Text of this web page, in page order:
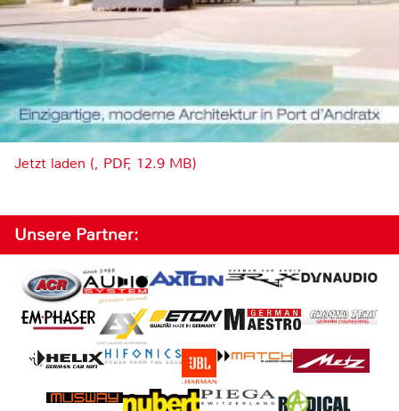
Jetzt laden (, PDF, 12.9 MB)
Unsere Partner: